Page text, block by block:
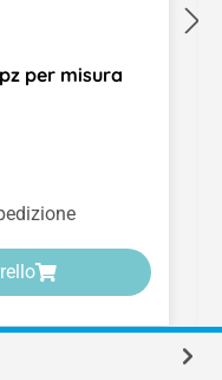
per misura